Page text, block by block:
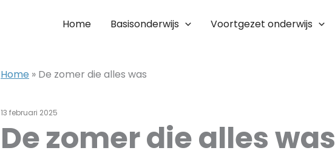
Home Basisonderwijs Voortgezet onderwijs
Home » De zomer die alles was
13 februari 2025
De zomer die alles was